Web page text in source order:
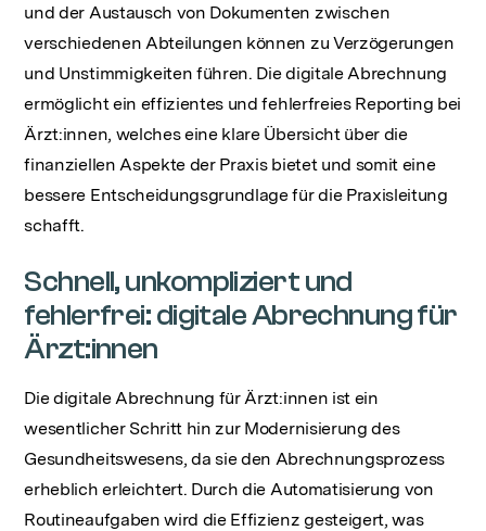
und der Austausch von Dokumenten zwischen
verschiedenen Abteilungen können zu Verzögerungen
und Unstimmigkeiten führen. Die digitale Abrechnung
ermöglicht ein effizientes und fehlerfreies Reporting bei
Ärzt:innen, welches eine klare Übersicht über die
finanziellen Aspekte der Praxis bietet und somit eine
bessere Entscheidungsgrundlage für die Praxisleitung
schafft.
Schnell, unkompliziert und
fehlerfrei: digitale Abrechnung für
Ärzt:innen
Die digitale Abrechnung für Ärzt:innen ist ein
wesentlicher Schritt hin zur Modernisierung des
Gesundheitswesens, da sie den Abrechnungsprozess
erheblich erleichtert. Durch die Automatisierung von
Routineaufgaben wird die Effizienz gesteigert, was